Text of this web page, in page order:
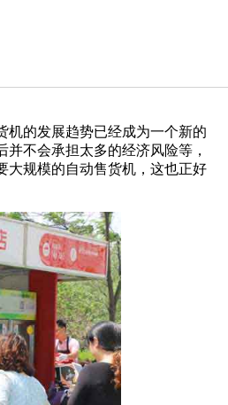
机的发展趋势已经成为一个新的
不会承担太多的经济风险等，
大规模的自动售货机，这也正好